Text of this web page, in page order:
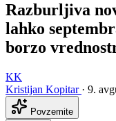
Razburljiva
lahko
borzo
KK
Kristijan Kopitar · 9.
Povzemite